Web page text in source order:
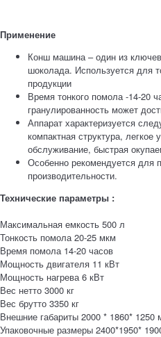
Применение
Конш машина – один из
шоколада. Используется для
продукции
Время тонкого помола -14-20
гранулированность может
Аппарат характеризуется
компактная структура, легкое
обслуживание, быстрая
Особенно рекомендуется для
производительности.
Технические параметры :
Максимальная емкость 500 л
Тонкость помола 20-25 мкм
Время помола 14-20 часов
Мощность двигателя 11 кВт
Мощность нагрева 6 кВт
Вес нетто 3000 кг
Вес брутто 3350 кг
Внешние габариты 2000 * 1860* 1250
Упаковочные размеры 2400*1950*